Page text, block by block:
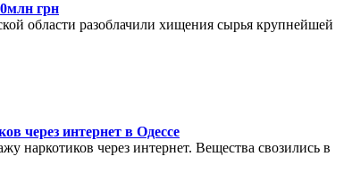
грн
области разоблачили хищения сырья крупнейшей
через интернет в Одессе
наркотиков через интернет. Вещества свозились в